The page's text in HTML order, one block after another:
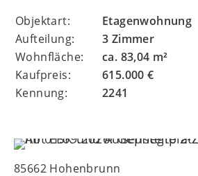
Objektart:
Etagenwohnung
Aufteilung:
3 Zimmer
Wohnfläche:
ca. 83,04 m²
Kaufpreis:
615.000 €
Kennung:
2241
85662 Hohenbrunn